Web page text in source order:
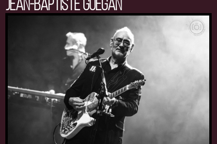
JEAN-BAPTISTE GUÉGAN